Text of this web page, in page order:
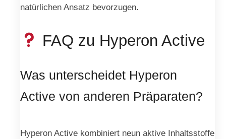
natürlichen Ansatz bevorzugen.
FAQ zu Hyperon Active
Was unterscheidet Hyperon
Active von anderen Präparaten?
Hyperon Active kombiniert neun aktive Inhaltsstoffe